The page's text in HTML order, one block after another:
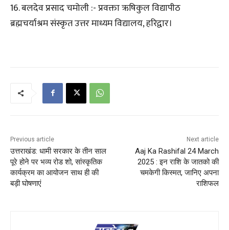
16. बलदेव प्रसाद चमोली :- प्रवक्ता ऋषिकुल विद्यापीठ
ब्रह्मचर्याश्रम संस्कृत उत्तर माध्यम विद्यालय, हरिद्वार।
Previous article
उत्तराखंड: धामी सरकार के तीन साल
पूरे होने पर भव्य रोड शो, सांस्कृतिक
कार्यक्रम का आयोजन साथ ही की
बड़ी घोषणाएं
Next article
Aaj Ka Rashifal 24 March
2025 : इन राशि के जातको की
चमकेगी किस्मत, जानिए अपना
राशिफल